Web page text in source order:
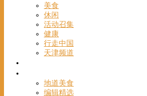
美食
休闲
活动召集
健康
行走中国
天津频道
地道美食
编辑精选